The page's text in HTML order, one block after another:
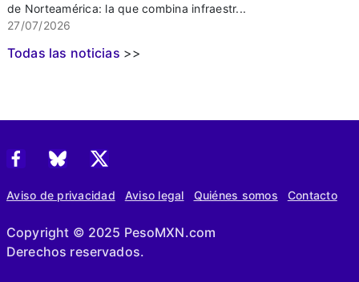
de Norteamérica: la que combina infraestr...
27/07/2026
Todas las noticias >>
Aviso de privacidad Aviso legal Quiénes somos Contacto
Copyright © 2025 PesoMXN.com
Derechos reservados.